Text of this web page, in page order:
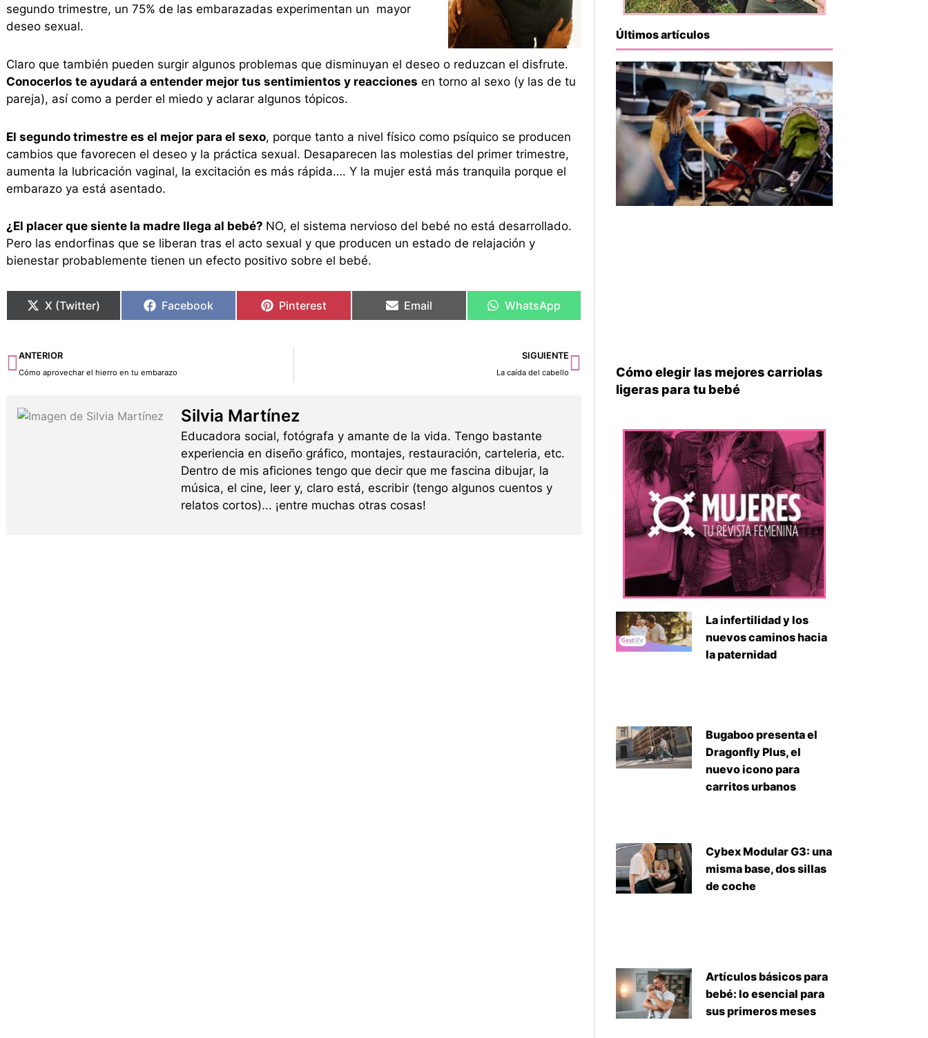
segundo trimestre, un 75% de las embarazadas experimentan un mayor
deseo sexual.
Claro que también pueden surgir algunos problemas que disminuyan el deseo o reduzcan el disfrute.
Conocerlos te ayudará a entender mejor tus sentimientos y reacciones en torno al sexo (y las de tu
pareja), así como a perder el miedo y aclarar algunos tópicos.
El segundo trimestre es el mejor para el sexo, porque tanto a nivel físico como psíquico se producen
cambios que favorecen el deseo y la práctica sexual. Desaparecen las molestias del primer trimestre,
aumenta la lubricación vaginal, la excitación es más rápida…. Y la mujer está más tranquila porque el
embarazo ya está asentado.
¿El placer que siente la madre llega al bebé? NO, el sistema nervioso del bebé no está desarrollado.
Pero las endorfinas que se liberan tras el acto sexual y que producen un estado de relajación y
bienestar probablemente tienen un efecto positivo sobre el bebé.
X (Twitter) Facebook Pinterest Email WhatsApp
Ant
ANTERIOR
Cómo aprovechar el hierro en tu embarazo
SIGUIENTE
La caída del cabello
Siguiente
Silvia Martínez
Educadora social, fotógrafa y amante de la vida. Tengo bastante
experiencia en diseño gráfico, montajes, restauración, carteleria, etc.
Dentro de mis aficiones tengo que decir que me fascina dibujar, la
música, el cine, leer y, claro está, escribir (tengo algunos cuentos y
relatos cortos)... ¡entre muchas otras cosas!
Últimos artículos
Cómo elegir las mejores carriolas
ligeras para tu bebé
La infertilidad y los
nuevos caminos hacia
la paternidad
Bugaboo presenta el
Dragonfly Plus, el
nuevo icono para
carritos urbanos
Cybex Modular G3: una
misma base, dos sillas
de coche
Artículos básicos para
bebé: lo esencial para
sus primeros meses